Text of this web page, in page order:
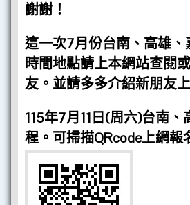
謝謝！
這一次7月份台南、高雄
時間地點請上本網站查閱
友。並請多多介紹新朋友
115年7月11日(周六)台南
程。可掃描QRcode上網報